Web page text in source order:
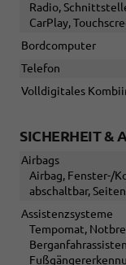
Radio,
CarPlay,
Bordcomputer
Telefon
Volldigitales
SICHERHEIT &
Airbags
Airbag, Fenster-/
abschaltbar,
Assistenzsysteme
Tempomat,